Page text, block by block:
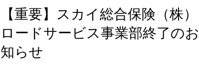
【重要】スカイ総合保険（株）
ロードサービス事業部終了のお
知らせ